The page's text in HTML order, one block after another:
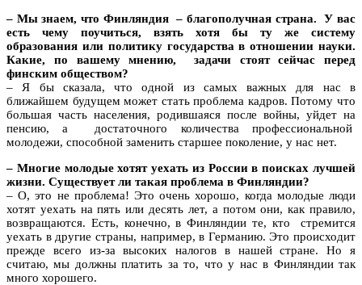
– Мы знаем, что Финляндия – благополучная страна. У вас
есть чему поучиться, взять хотя бы ту же систему
образования или политику государства в отношении науки.
Какие, по вашему мнению, задачи стоят сейчас перед
финским обществом?
– Я бы сказала, что одной из самых важных для нас в
ближайшем будущем может стать проблема кадров. Потому что
большая часть населения, родившаяся после войны, уйдет на
пенсию, а достаточного количества профессиональной
молодежи, способной заменить старшее поколение, у нас нет.
– Многие молодые хотят уехать из России в поисках лучшей
жизни. Существует ли такая проблема в Финляндии?
– О, это не проблема! Это очень хорошо, когда молодые люди
хотят уехать на пять или десять лет, а потом они, как правило,
возвращаются. Есть, конечно, в Финляндии те, кто стремится
уехать в другие страны, например, в Германию. Это происходит
прежде всего из-за высоких налогов в нашей стране. Но я
считаю, мы должны платить за то, что у нас в Финляндии так
много хорошего.